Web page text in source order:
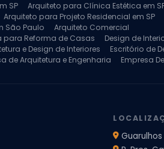
SP
Arquiteto para Clínica Estética em
Arquiteto para Projeto Residencial em SP
São Paulo
Arquiteto Comercial
para Reforma de Casas
Design de
e Design de Interiores
Escritório de
de Arquitetura e Engenharia
Empresa
Guarulhos